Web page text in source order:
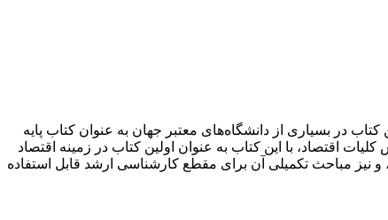
در بسیاری از دانشگاه‌های معتبر جهان به عنوان کتاب پایه
اقتصاد، با این کتاب به عنوان اولین کتاب در زمینه اقتصاد
پوشش می‌دهد. برخی از فصول، و نیز مباحث تکمیلی آن برای مقطع کارشناسی ارشد قابل استفاده